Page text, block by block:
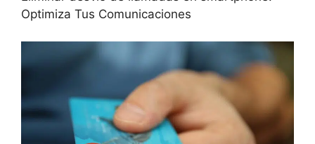
Optimiza Tus Comunicaciones